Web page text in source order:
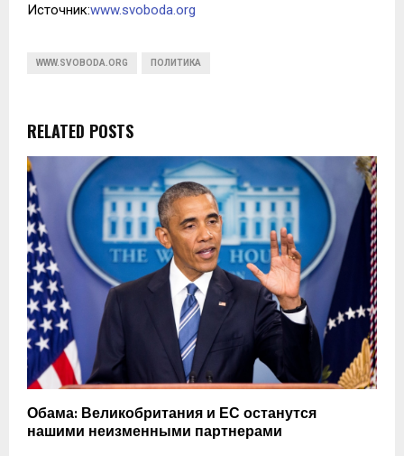
Источник:www.svoboda.org
WWW.SVOBODA.ORG ПОЛИТИКА
RELATED POSTS
Обама: Великобритания и ЕС останутся
нашими неизменными партнерами